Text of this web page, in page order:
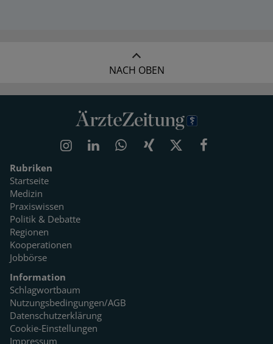
NACH OBEN
Rubriken
Startseite
Medizin
Praxiswissen
Politik & Debatte
Regionen
Kooperationen
Jobbörse
Information
Schlagwortbaum
Nutzungsbedingungen/AGB
Datenschutzerklärung
Cookie-Einstellungen
Impressum